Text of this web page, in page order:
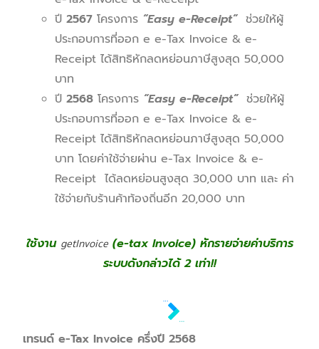
ปี2567 โครงการ “Easy e-Receipt”ช่วยให้ผู้
ประกอบการที่ออก e e-Tax Invoice & e-
Receipt ได้สิทธิหักลดหย่อนภาษีสูงสุด 50,000
บาท
ปี2568 โครงการ “Easy e-Receipt”ช่วยให้ผู้
ประกอบการที่ออก e e-Tax Invoice & e-
Receipt ได้สิทธิหักลดหย่อนภาษีสูงสุด 50,000
บาท โดยค่าใช้จ่ายผ่าน e-Tax Invoice & e-
Receipt ได้ลดหย่อนสูงสุด 30,000 บาท และ ค่า
ใช้จ่ายกับร้านค้าท้องถิ่นอีก 20,000 บาท
ใช้งาน getInvoice(e-tax Invoice) หักรายจ่ายค่าบริการ
ระบบดังกล่าวได้2 เท่า!!
เทรนด์e-Tax Invoice ครึ่งปี2568